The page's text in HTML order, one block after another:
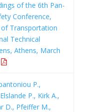
of the 6th Pan-
Conference,
Transportation
Technical
Athens, March
P.,
P., Kirk A.,
D., Pfeiffer M.,